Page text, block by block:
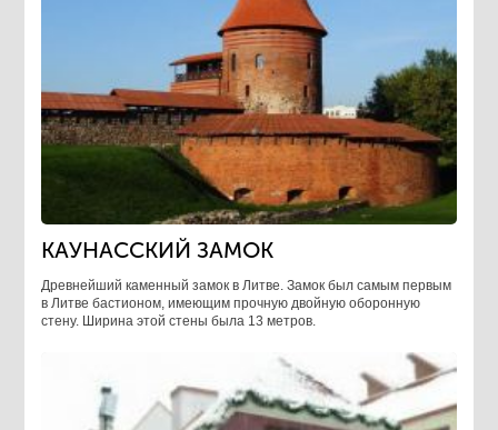
КАУНАССКИЙ ЗАМОК
Древнейший каменный замок в Литве. Замок был самым первым
в Литве бастионом, имеющим прочную двойную оборонную
стену. Ширина этой стены была 13 метров.